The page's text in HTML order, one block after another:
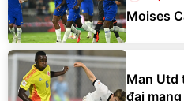
Moises
Man Utd
đại